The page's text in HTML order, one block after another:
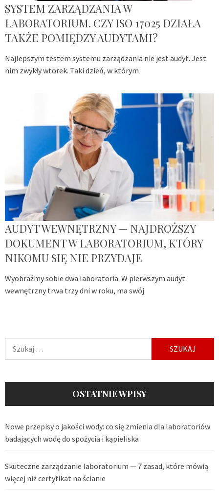
SYSTEM ZARZĄDZANIA W
LABORATORIUM. CZY ISO 17025 DZIAŁA
TAKŻE POMIĘDZY AUDYTAMI?
Najlepszym testem systemu zarządzania nie jest audyt. Jest
nim zwykły wtorek. Taki dzień, w którym
AUDYT WEWNĘTRZNY — NAJDROŻSZY
DOKUMENT W LABORATORIUM, KTÓRY
NIKOMU SIĘ NIE PRZYDAJE
Wyobraźmy sobie dwa laboratoria. W pierwszym audyt
wewnętrzny trwa trzy dni w roku, ma swój
OSTATNIE WPISY
Nowe przepisy o jakości wody: co się zmienia dla laboratoriów
badających wodę do spożycia i kąpieliska
Skuteczne zarządzanie laboratorium — 7 zasad, które mówią
więcej niż certyfikat na ścianie